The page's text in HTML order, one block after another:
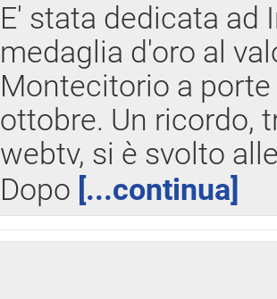
E' stata dedicata ad
medaglia d'oro al
Montecitorio a
ottobre. Un ricordo,
webtv, si è svolto
Dopo [...continua]